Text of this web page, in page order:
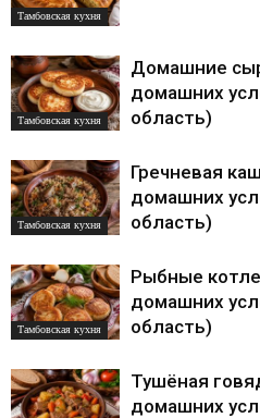
Тамбовская кухня
Тамбовская кухня
Домашние
домашних
область)
Тамбовская кухня
Гречневая
домашних
область)
Тамбовская кухня
Рыбные
домашних
область)
Тушёная
домашних